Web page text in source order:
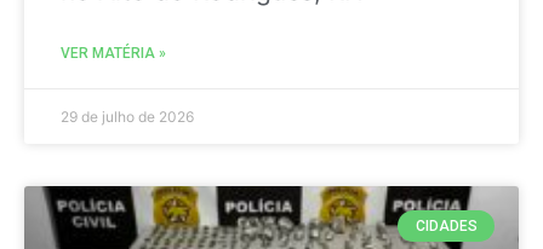
VER MATÉRIA »
29 de julho de 2026
CIDADES